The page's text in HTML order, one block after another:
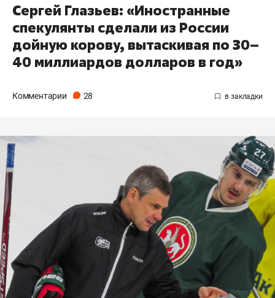
Сергей Глазьев: «Иностранные
спекулянты сделали из России
дойную корову, вытаскивая по 30–
40 миллиардов долларов в год»
Комментарии 28